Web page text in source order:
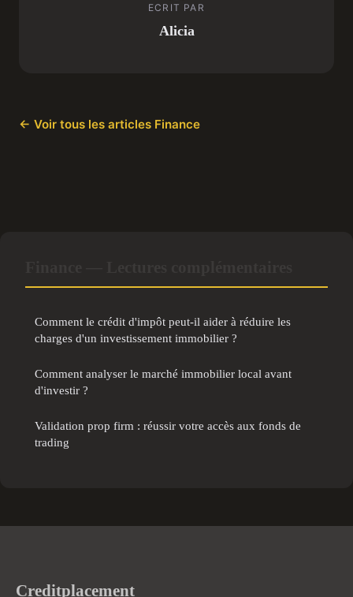
ECRIT PAR
Alicia
← Voir tous les articles Finance
Comment le crédit d'impôt peut-il aider à réduire les
charges d'un investissement immobilier ?
Comment analyser le marché immobilier local avant
d'investir ?
Validation prop firm : réussir votre accès aux fonds de
trading
Creditplacement